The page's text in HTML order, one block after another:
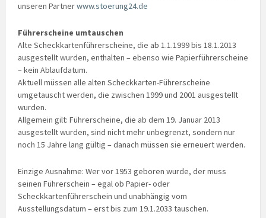
unseren Partnerwww.stoerung24.de
Führerscheine umtauschen
Alte Scheckkartenführerscheine, die ab 1.1.1999 bis 18.1.2013
ausgestellt wurden, enthalten – ebenso wie Papierführerscheine
– kein Ablaufdatum.
Aktuell müssen alle alten Scheckkarten-Führerscheine
umgetauscht werden, die zwischen 1999 und 2001 ausgestellt
wurden.
Allgemein gilt: Führerscheine, die ab dem 19. Januar 2013
ausgestellt wurden, sind nicht mehr unbegrenzt, sondern nur
noch 15 Jahre lang gültig – danach müssen sie erneuert werden.
Einzige Ausnahme: Wer vor 1953 geboren wurde, der muss
seinen Führerschein – egal ob Papier- oder
Scheckkartenführerschein und unabhängig vom
Ausstellungsdatum – erst bis zum 19.1.2033 tauschen.